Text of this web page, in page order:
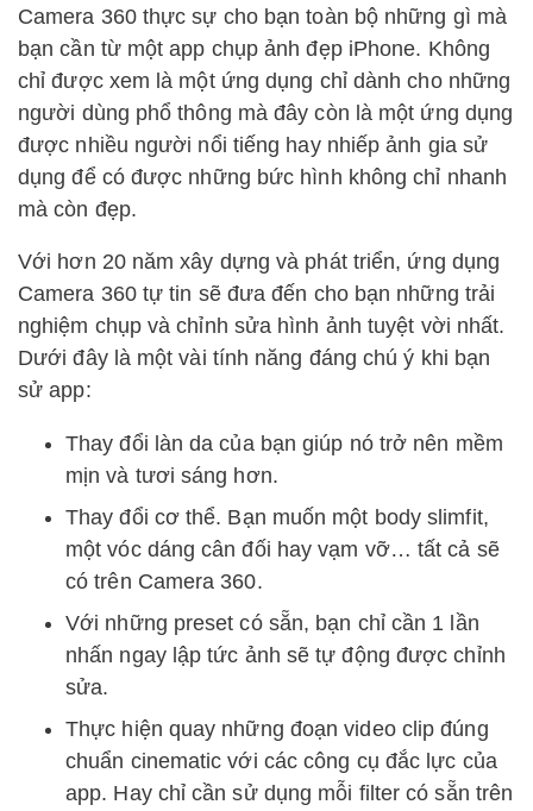
Camera 360 thực sự cho bạn toàn bộ những gì mà
bạn cần từ một app chụp ảnh đẹp iPhone. Không
chỉ được xem là một ứng dụng chỉ dành cho những
người dùng phổ thông mà đây còn là một ứng dụng
được nhiều người nổi tiếng hay nhiếp ảnh gia sử
dụng để có được những bức hình không chỉ nhanh
mà còn đẹp.
Với hơn 20 năm xây dựng và phát triển, ứng dụng
Camera 360 tự tin sẽ đưa đến cho bạn những trải
nghiệm chụp và chỉnh sửa hình ảnh tuyệt vời nhất.
Dưới đây là một vài tính năng đáng chú ý khi bạn
sử app:
Thay đổi làn da của bạn giúp nó trở nên mềm
mịn và tươi sáng hơn.
Thay đổi cơ thể. Bạn muốn một body slimfit,
một vóc dáng cân đối hay vạm vỡ… tất cả sẽ
có trên Camera 360.
Với những preset có sẵn, bạn chỉ cần 1 lần
nhấn ngay lập tức ảnh sẽ tự động được chỉnh
sửa.
Thực hiện quay những đoạn video clip đúng
chuẩn cinematic với các công cụ đắc lực của
app. Hay chỉ cần sử dụng mỗi filter có sẵn trên